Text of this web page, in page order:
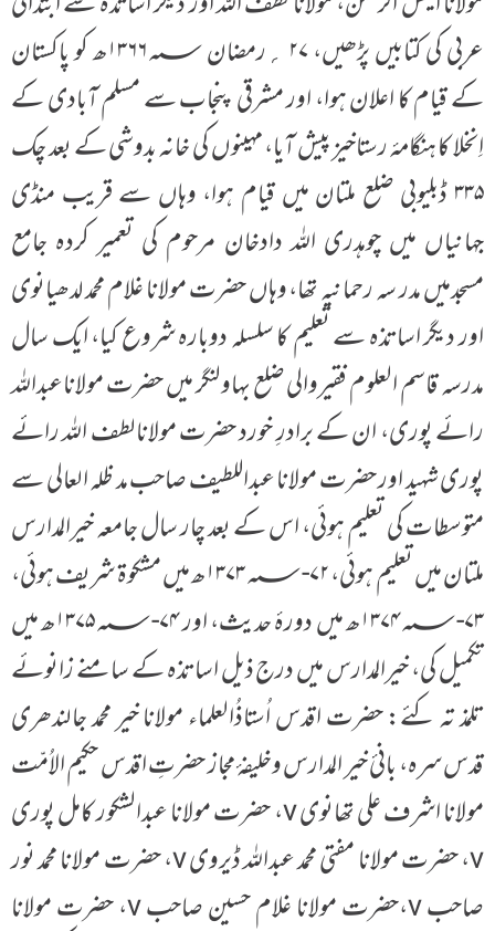
عربی کی کتابیں پڑھیں، ۲۷ ؍رمضان ۱۳۶۶؁ھ کو پاکستان
کے قیام کا اعلان ہوا، اور مشرقی پنجاب سے مسلم آبادی کے
اِنخلا کا ہنگامۂ رستاخیز پیش آیا، مہینوں کی خانہ بدوشی کے بعد چک
۳۳۵ ڈبلیوبی ضلع ملتان میں قیام ہوا، وہاں سے قریب منڈی
جہانیاں میں چوہدری اللہ دادخان مرحوم کی تعمیر کردہ جامع
مسجدمیں مدر سہ رحمانیہ تھا، وہاں حضرت مولانا غلام محمد لدھیانوی
اور دیگر اساتذہ سے تعلیم کا سلسلہ دوبارہ شروع کیا، ایک سال
مدرسہ قاسم العلوم فقیروالی ضلع بہاولنگر میں حضرت مولاناعبداللہ
رائے پوری، ان کے برادرِ خورد حضرت مولانالطف اللہ رائے
پوری شہید اور حضرت مولانا عبداللطیف صاحب مد ظلہ العالی سے
متوسطات کی تعلیم ہوئی، اس کے بعد چار سال جامعہ خیرالمدارس
ملتان میں تعلیم ہوئی، ۷۲-۱۳۷۳؁ھ میں مشکوۃ شریف ہوئی،
۷۳-۱۳۷۴؁ھ میں دورۂ حدیث، اور ۷۴-۱۳۷۵؁ھ میں
تکمیل کی، خیرالمدارس میں درج ذیل اساتذہ کے سامنے زانوئے
تلمذ تہ کئے: حضرت اقدس اُستاذُالعلماء مولانا خیر محمد جالندھری
قدس سرہ، بانیٔ خیر المدارس وخلیفۂ مجاز حضرتِ اقدس حکیم الاُمّت
مولانا اشرف علی تھانوی v، حضرت مولانا عبدالشکور کامل پوری
v، حضرت مولانا مفتی محمد عبداللہ ڈیروی v، حضرت مولانا محمد نور
صاحب v، حضرت مولانا غلام حسین صاحب v، حضرت مولانا